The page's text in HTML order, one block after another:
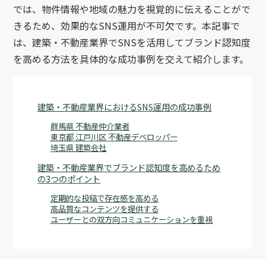
では、物件情報や地域の魅力を視覚的に伝えることがで
きるため、効果的なSNS運用が不可欠です。本記事で
は、建築・不動産業界でSNSを活用してブランド認知度
を高める方法を具体的な成功事例を交えて紹介します。
建築・不動産業界におけるSNS運用の成功事例
群馬県 不動産仲介業者
東京都 江戸川区 不動産デベロッパー
埼玉県 建築会社
建築・不動産業界でブランド認知度を高めるため
の3つのポイント
定期的な投稿で存在感を高める
高品質なコンテンツを提供する
ユーザーとの双方向コミュニケーションを重視